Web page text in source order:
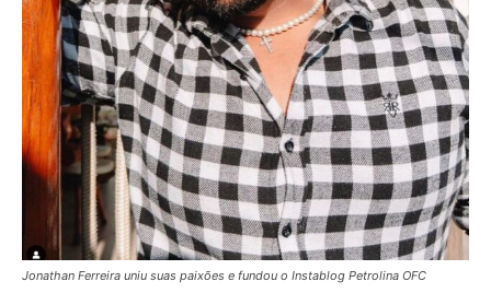
Jonathan Ferreira uniu suas paixões e fundou o Instablog Petrolina OFC